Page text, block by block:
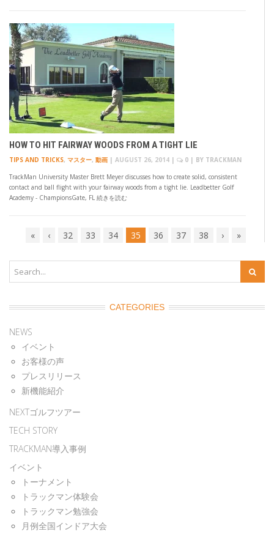
HOW TO HIT FAIRWAY WOODS FROM A TIGHT LIE
TIPS AND TRICKS, マスター, 動画 | AUGUST 26, 2014 | 0 | BY TRACKMAN
TrackMan University Master Brett Meyer discusses how to create solid, consistent
contact and ball flight with your fairway woods from a tight lie. Leadbetter Golf
Academy - ChampionsGate, FL 続きを読む
« ‹ 32 33 34 35 36 37 38 › »
CATEGORIES
NEWS
イベント
お客様の声
プレスリリース
新機能紹介
NEXTゴルフツアー
TECH STORY
TRACKMAN導入事例
イベント
トーナメント
トラックマン体験会
トラックマン勉強会
月例全国インドア大会